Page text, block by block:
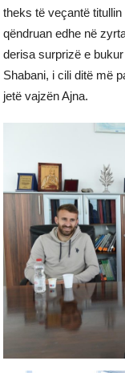
theks të veçantë
qëndruan edhe në
derisa surprizë e
Shabani, i cili ditë më
jetë vajzën Ajna.